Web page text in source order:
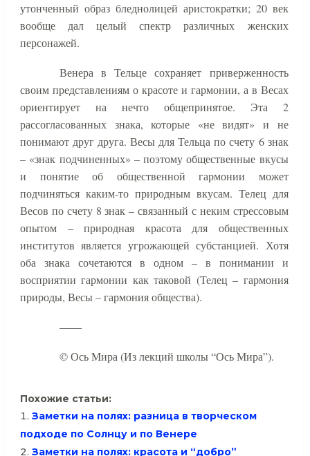
утонченный образ бледнолицей аристократки; 20 век
вообще дал целый спектр различных женских
персонажей.
Венера в Тельце сохраняет приверженность
своим представлениям о красоте и гармонии, а в Весах
ориентирует на нечто общепринятое. Эта 2
рассогласованных знака, которые «не видят» и не
понимают друг друга. Весы для Тельца по счету 6 знак
– «знак подчиненных» – поэтому общественные вкусы
и понятие об общественной гармонии может
подчиняться каким-то природным вкусам. Телец для
Весов по счету 8 знак – связанный с неким стрессовым
опытом – природная красота для общественных
институтов является угрожающей субстанцией. Хотя
оба знака сочетаются в одном – в понимании и
восприятии гармонии как таковой (Телец – гармония
природы, Весы – гармония общества).
——
© Ось Мира (Из лекций школы “Ось Мира”).
Похожие статьи:
Заметки на полях: разница в творческом
подходе по Солнцу и по Венере
Заметки на полях: красота и “добро”